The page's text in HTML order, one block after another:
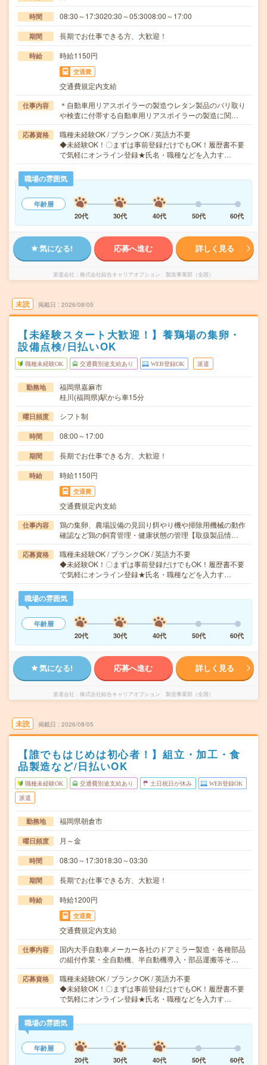
時間 08:30～17:3020:30～05:3008:00～17:00
期間 長期でお仕事できる方、大歓迎！
時給 時給1150円
交通費
交通費規定内支給
仕事内容
＊自動車用リアスポイラーの製造ウレタン製品のバリ取り
や検査に付帯する自動車用リアスポイラーの製造に関…
応募資格
職種未経験OK / ブランクOK / 英語力不要
◆未経験OK！〇まずは事前登録だけでもOK！履歴書不要
で気軽にオンライン登録★氏名・職種などを入力す…
職場の雰囲気
年齢層
20代
30代 40代 50代 60代
気になる! 応募へ進む 詳しく見る
派遣会社 株式会社綜合キャリアオプション 製造事業部（全国）
未読 掲載日 2026/08/05
【未経験スタート大歓迎！】養鶏場の集卵・
設備点検/日払いOK
職種未経験OK 交通費別途支給あり WEB登録OK 派遣
勤務地
福岡県嘉麻市
桂川(福岡県)駅から車15分
曜日頻度 シフト制
時間 08:00～17:00
期間 長期でお仕事できる方、大歓迎！
時給 時給1150円
交通費
交通費規定内支給
仕事内容
鶏の集卵、農場設備の見回り餌やり機や掃除用機械の動作
確認など鶏の飼育管理・健康状態の管理【取扱製品情…
応募資格
職種未経験OK / ブランクOK / 英語力不要
◆未経験OK！〇まずは事前登録だけでもOK！履歴書不要
で気軽にオンライン登録★氏名・職種などを入力す…
職場の雰囲気
年齢層
20代
30代 40代 50代 60代
気になる! 応募へ進む 詳しく見る
派遣会社 株式会社綜合キャリアオプション 製造事業部（全国）
未読 掲載日 2026/08/05
【誰でもはじめは初心者！】組立・加工・食
品製造など/日払いOK
職種未経験OK 交通費別途支給あり 土日祝日が休み WEB登録OK
派遣
勤務地 福岡県朝倉市
曜日頻度 月～金
時間 08:30～17:3018:30～03:30
期間 長期でお仕事できる方、大歓迎！
時給 時給1200円
交通費
交通費規定内支給
仕事内容
国内大手自動車メーカー各社のドアミラー製造・各種部品
の組付作業・全自動機、半自動機導入・部品運搬等そ…
応募資格
職種未経験OK / ブランクOK / 英語力不要
◆未経験OK！〇まずは事前登録だけでもOK！履歴書不要
で気軽にオンライン登録★氏名・職種などを入力す…
職場の雰囲気
年齢層
20代
30代 40代 50代 60代